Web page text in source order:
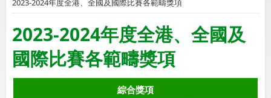
2023-2024年度全港、全國及
國際比賽各範疇獎項
綜合獎項